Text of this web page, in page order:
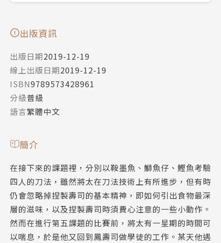
出版資訊
出版日期2019-12-19
線上出版日期2019-12-19
ISBN9789573428961
分級普級
語言繁體中文
簡介
在接下來的課題裡，分別以鞍墨魚、鰤魚仔、鰹魚考驗
四人的刀法，雖然將太在刀法技術上有所進步，但有時
仍會忽略掉捏製壽司的基本精神，即如何引出食物最深
層的滋味，以及捏製壽司時須費心注意的一些小動作。
然而在進行第五課題的比賽前，將太有一星期的時間可
以喘息，於是他又回到鳳壽司做學徒的工作。某天他遇